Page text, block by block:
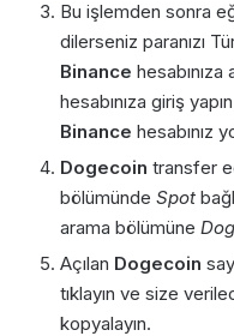
Bu işlemden sonra
dilerseniz paranızı
Binance
hesabınıza giriş
Binance hesabınız
Dogecoin transfer
bölümünde Spot
arama bölümüne
Açılan Dogecoin
tıklayın ve size
kopyalayın.